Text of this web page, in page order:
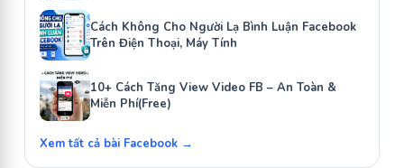
Cách Không Cho Người Lạ Bình Luận Facebook
Trên Điện Thoại, Máy Tính
10+ Cách Tăng View Video FB – An Toàn &
Miễn Phí(Free)
Xem tất cả bài Facebook →